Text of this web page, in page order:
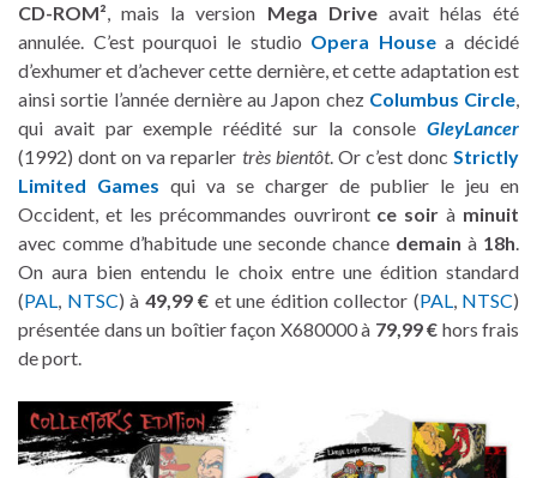
CD-ROM², mais la version Mega Driveavait hélas été
annulée. C’est pourquoi le studio Opera Housea décidé
d’exhumer et d’achever cette dernière, et cette adaptation est
ainsi sortie l’année dernière au Japon chez Columbus Circle,
qui avait par exemple réédité sur la console GleyLancer
(1992) dont on va reparler très bientôt. Or c’est doncStrictly
Limited Games qui va se charger de publier le jeu en
Occident, et les précommandes ouvriront ce soir à minuit
avec comme d’habitude une seconde chance demain à 18h.
On aura bien entendu le choix entre une édition standard
(PAL, NTSC) à 49,99 € et une édition collector (PAL, NTSC)
présentée dans un boîtier façon X680000 à 79,99 € hors frais
de port.